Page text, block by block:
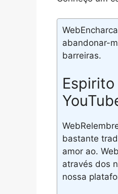
abandonar-
barreiras.
bastante
amor ao.
através dos
nossa